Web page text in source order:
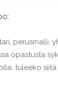
perusmalli,
opastusta
tuleeko